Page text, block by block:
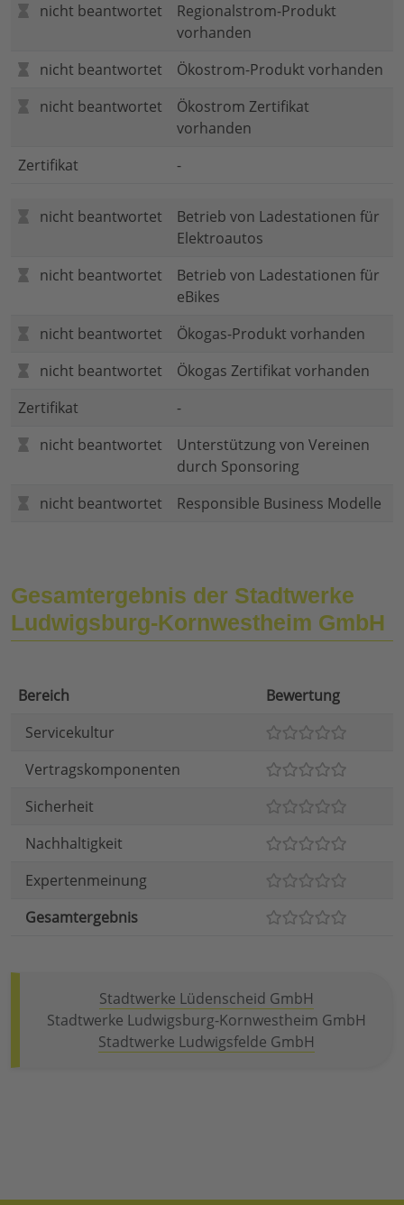
nicht beantwortet
Regionalstrom-Produkt
vorhanden
nicht beantwortet
Ökostrom-Produkt vorhanden
nicht beantwortet
Ökostrom Zertifikat
vorhanden
Zertifikat
-
nicht beantwortet
Betrieb von Ladestationen für
Elektroautos
nicht beantwortet
Betrieb von Ladestationen für
eBikes
nicht beantwortet
Ökogas-Produkt vorhanden
nicht beantwortet
Ökogas Zertifikat vorhanden
Zertifikat
-
nicht beantwortet
Unterstützung von Vereinen
durch Sponsoring
nicht beantwortet
Responsible Business Modelle
Gesamtergebnis der Stadtwerke
Ludwigsburg-Kornwestheim GmbH
Bereich
Bewertung
Servicekultur
Vertragskomponenten
Sicherheit
Nachhaltigkeit
Expertenmeinung
Gesamtergebnis
Stadtwerke Lüdenscheid GmbH
Stadtwerke Ludwigsburg-Kornwestheim GmbH
Stadtwerke Ludwigsfelde GmbH